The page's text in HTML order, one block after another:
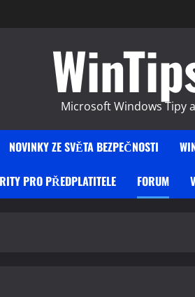
Microsoft Windows Tipy
NOVINKY ZE SVĚTA BEZPEČNOSTI
PRO PŘEDPLATITELE FORUM